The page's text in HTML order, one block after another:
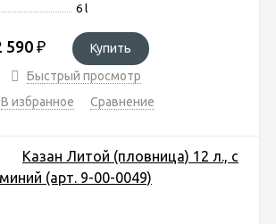
6 l
590₽
Купить
Быстрый просмотр
В избранное
Сравнение
Казан Литой (пловница) 12 л., с
(арт. 9-00-0049)